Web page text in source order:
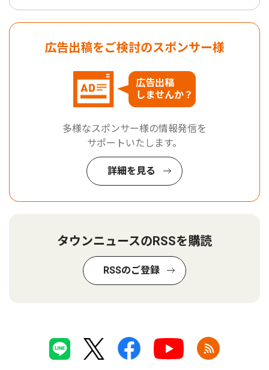
広告出稿をご検討のスポンサー様
広告出稿
しませんか？
多様なスポンサー様の情報発信を
サポートいたします。
詳細を見る
タウンニュースのRSSを購読
RSSのご登録